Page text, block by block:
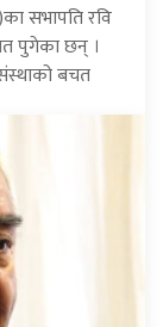
सभापति रवि
पुगेका छन् ।
बचत